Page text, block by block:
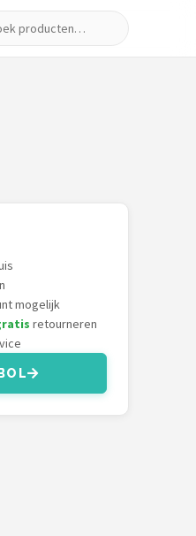
mogelijk
retourneren